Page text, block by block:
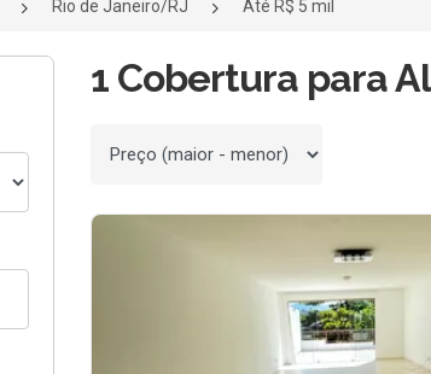
Rio de Janeiro/RJ Até R$ 5 mil
1 Cobertura para
Ordenar por